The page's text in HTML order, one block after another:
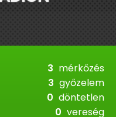
3 mérkőzés
3 győzelem
0 döntetlen
0 vereség